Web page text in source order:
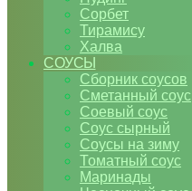
Сорбет
Тирамису
Халва
СОУСЫ
Сборник соусов
Сметанный соус
Соевый соус
Соус сырный
Соусы на зиму
Томатный соус
Маринады